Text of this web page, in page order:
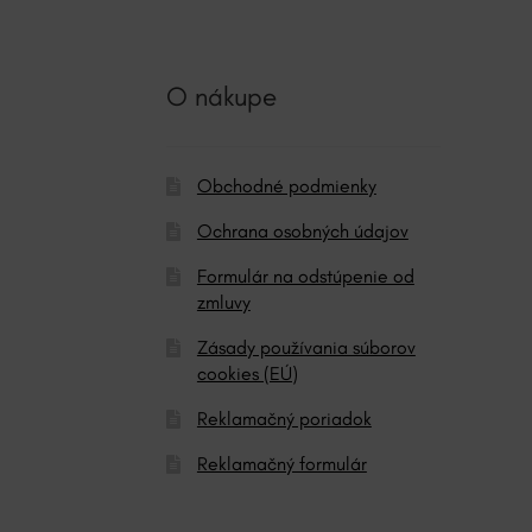
e
O nákupe
Obchodné podmienky
Ochrana osobných údajov
Formulár na odstúpenie od
zmluvy
Zásady používania súborov
cookies (EÚ)
Reklamačný poriadok
Reklamačný formulár